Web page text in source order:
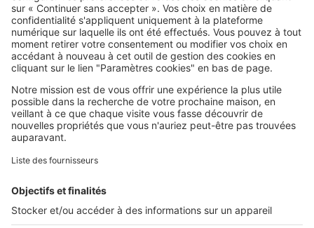
SeLoger c'est aussi
Retrouvez-nous sur ...